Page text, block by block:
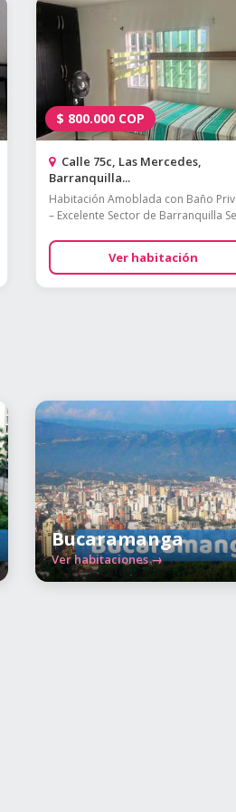
$ 800.000 COP
Calle 75c, Las Mercedes,
Barranquilla...
Habitación Amoblada con Baño
– Excelente Sector de Barranquilla
Ver habitación
Bucaramanga
Ver habitaciones →